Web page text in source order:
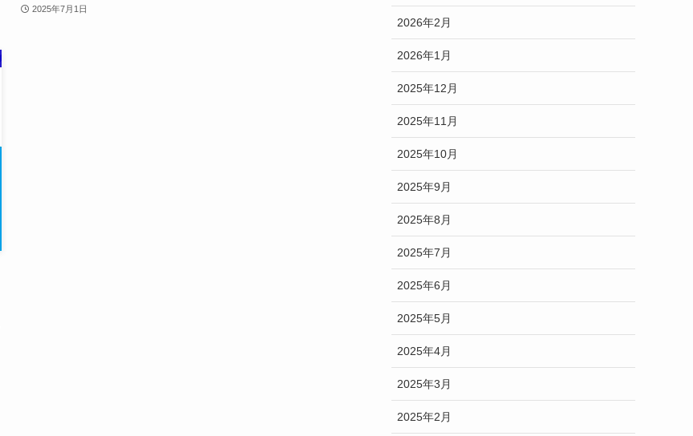
2025年7月1日
2026年2月
2026年1月
2025年12月
2025年11月
2025年10月
2025年9月
2025年8月
2025年7月
2025年6月
2025年5月
2025年4月
2025年3月
2025年2月